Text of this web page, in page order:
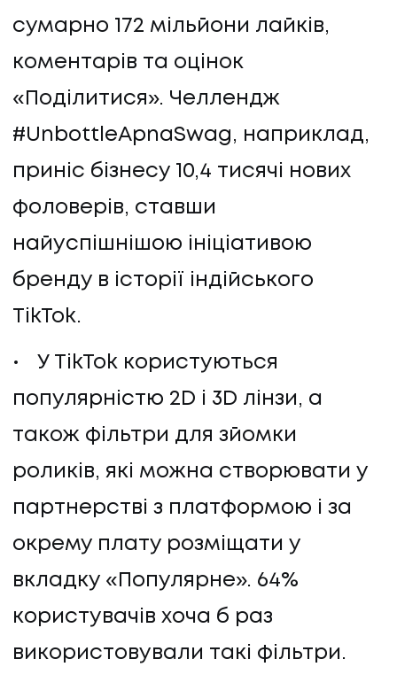
сумарно 172 мільйони лайків,
коментарів та оцінок
«Поділитися». Челлендж
#UnbottleApnaSwag, наприклад,
приніс бізнесу 10,4 тисячі нових
фоловерів, ставши
найуспішнішою ініціативою
бренду в історії індійського
TikTok.
У TikTok користуються
популярністю 2D і 3D лінзи, а
також фільтри для зйомки
роликів, які можна створювати у
партнерстві з платформою і за
окрему плату розміщати у
вкладку «Популярне». 64%
користувачів хоча б раз
використовували такі фільтри.